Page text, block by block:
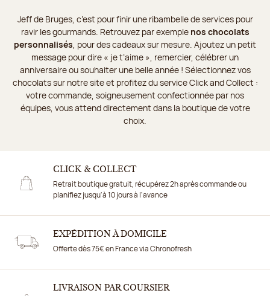
Jeff de Bruges, c’est pour finir une ribambelle de services pour
ravir les gourmands. Retrouvez par exemple nos chocolats
personnalisés , pour des cadeaux sur mesure. Ajoutez un petit
message pour dire « je t’aime », remercier, célébrer un
anniversaire ou souhaiter une belle année ! Sélectionnez vos
chocolats sur notre site et profitez du service Click and Collect :
votre commande, soigneusement confectionnée par nos
équipes, vous attend directement dans la boutique de votre
choix.
CLICK & COLLECT
Retrait boutique gratuit, récupérez 2h après commande ou
planifiez jusqu'à 10 jours à l'avance
EXPÉDITION À DOMICILE
Offerte dès 75€ en France via Chronofresh
LIVRAISON PAR COURSIER